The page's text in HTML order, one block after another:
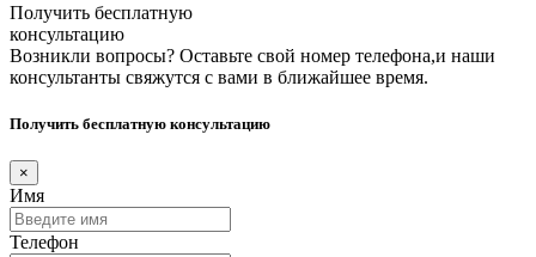
Получить бесплатную
консультацию
Возникли вопросы? Оставьте свой номер телефона,и наши
консультанты свяжутся с вами в ближайшее время.
Получить бесплатную консультацию
×
Имя
Телефон